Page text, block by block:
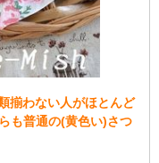
揃わない人がほとんど
も普通の(黄色い)さつ